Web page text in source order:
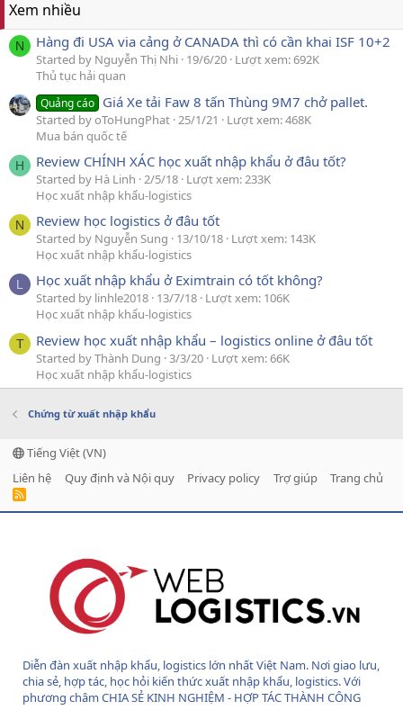
Xem nhiều
N Hàng đi USA via cảng ở CANADA thì có cần khai ISF 10+2
Started by Nguyễn Thị Nhi 19/6/20 Lượt xem: 692K
Thủ tục hải quan
Quảng cáo Giá Xe tải Faw 8 tấn Thùng 9M7 chở pallet.
Started by oToHungPhat 25/1/21
Lượt xem: 468K
Mua bán quốc tế
H Review CHÍNH XÁC học xuất nhập khẩu ở đâu tốt?
Started by Hà Linh 2/5/18 Lượt xem: 233K
Học xuất nhập khẩu-logistics
N Review học logistics ở đâu tốt
Started by Nguyễn Sung 13/10/18 Lượt xem: 143K
Học xuất nhập khẩu-logistics
L Học xuất nhập khẩu ở Eximtrain có tốt không?
Started by linhle2018 13/7/18 Lượt xem: 106K
Học xuất nhập khẩu-logistics
T Review học xuất nhập khẩu – logistics online ở đâu tốt
Started by Thành Dung 3/3/20 Lượt xem: 66K
Học xuất nhập khẩu-logistics
Chứng từ xuất nhập khẩu
Tiếng Việt (VN)
Liên hệ
Quy định và Nội quy Privacy policy Trợ giúp Trang chủ
R
Diễn đàn xuất nhập khẩu, logistics lớn nhất Việt Nam. Nơi giao lưu,
chia sẻ, hợp tác, học hỏi kiến thức xuất nhập khẩu, logistics. Với
phương châm CHIA SẺ KINH NGHIỆM - HỢP TÁC THÀNH CÔNG